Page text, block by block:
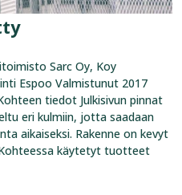
Sarc Oy, Koy
Espoo Valmistunut 2017
tiedot Julkisivun pinnat
eri kulmiin, jotta saadaan
aikaiseksi. Rakenne on kevyt
käytetyt tuotteet